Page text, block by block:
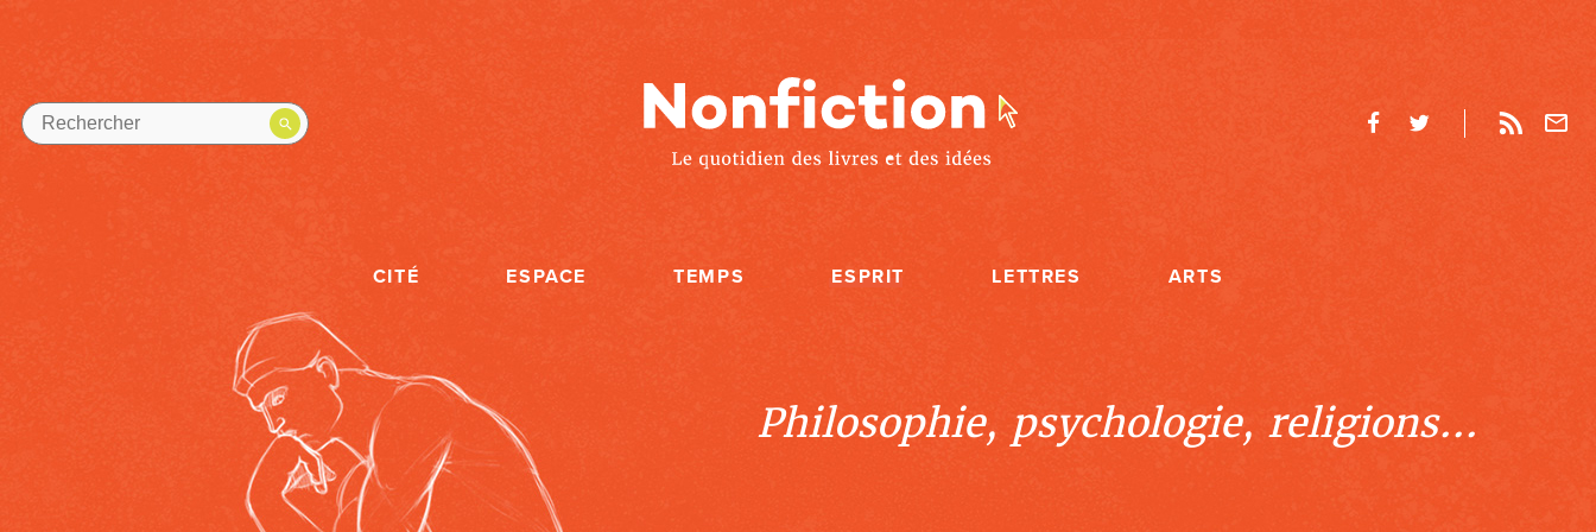
CITÉ ESPACE TEMPS ESPRIT LETTRES ARTS
Philosophie, psychologie, religions...